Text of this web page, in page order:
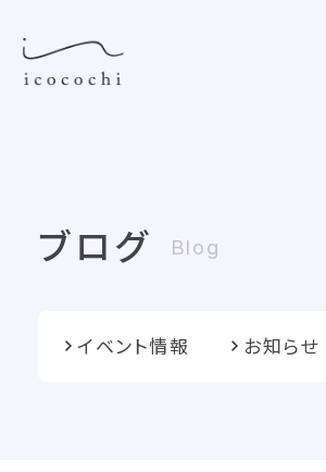
ブログ Blog
イベント情報 お知らせ